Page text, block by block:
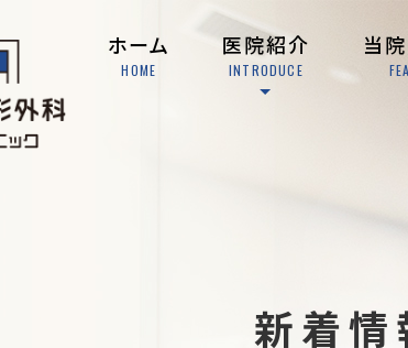
ホーム
HOME
医院紹介
INTRODUCE
当
新着情